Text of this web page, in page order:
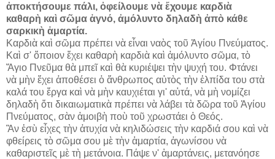
ἀποκτήσουμε πάλι, ὀφείλουμε νὰ ἔχουμε καρδιὰ
καθαρὴ καὶ σῶμα ἁγνό, ἀμόλυντο δηλαδὴ ἀπὸ κάθε
σαρκικὴ ἁμαρτία.
Καρδιὰ καὶ σῶμα πρέπει νὰ εἶναι ναὸς τοῦ Ἁγίου Πνεύματος.
Καὶ σ' ὅποιον ἔχει καθαρὴ καρδιὰ καὶ ἀμόλυντο σῶμα, τὸ
Ἅγιο Πνεῦμα θὰ μπεῖ καὶ θὰ κυριέψει τὴν ψυχή του. Φτάνει
νὰ μὴν ἔχει ἀποθέσει ὁ ἄνθρωπος αὐτὸς τὴν ἐλπίδα του στὰ
καλά του ἔργα καὶ νὰ μὴν καυχιέται γι' αὐτά, νὰ μὴ νομίζει
δηλαδὴ ὅτι δικαιωματικὰ πρέπει νὰ λάβει τὰ δῶρα τοῦ Ἁγίου
Πνεύματος, σὰν ἀμοιβὴ ποὺ τοῦ χρωστάει ὁ Θεός.
Ἂν ἐσὺ εἶχες τὴν ἀτυχία νὰ κηλιδώσεις τὴν καρδιά σου καὶ νὰ
φθείρεις τὸ σῶμα σου μὲ τὴν ἁμαρτία, ἀγωνίσου νὰ
καθαριστεῖς μὲ τὴ μετάνοια. Πάψε ν' ἁμαρτάνεις, μετανόησε